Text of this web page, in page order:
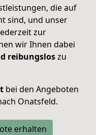
die auf
sind, und unser
zur
wir Ihnen dabei
reibungsloszu
bei den Angeboten
Onatsfeld.
erhalten